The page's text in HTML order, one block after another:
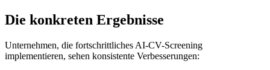
Die konkreten Ergebnisse
Unternehmen, die fortschrittliches AI-CV-Screening
implementieren, sehen konsistente Verbesserungen: